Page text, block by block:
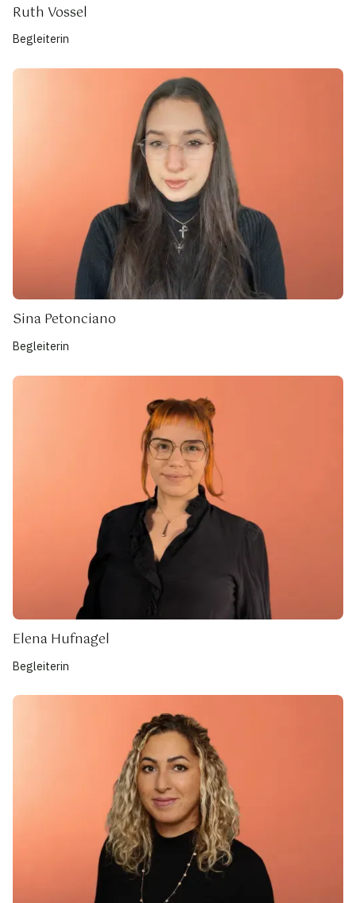
Ruth Vossel
Begleiterin
Sina Petonciano
Begleiterin
Elena Hufnagel
Begleiterin